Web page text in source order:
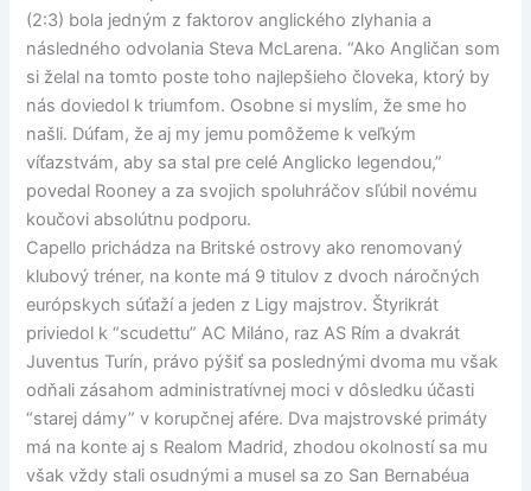
(2:3) bola jedným z faktorov anglického zlyhania a
následného odvolania Steva McLarena. “Ako Angličan som
si želal na tomto poste toho najlepšieho človeka, ktorý by
nás doviedol k triumfom. Osobne si myslím, že sme ho
našli. Dúfam, že aj my jemu pomôžeme k veľkým
víťazstvám, aby sa stal pre celé Anglicko legendou,”
povedal Rooney a za svojich spoluhráčov sľúbil novému
koučovi absolútnu podporu.
Capello prichádza na Britské ostrovy ako renomovaný
klubový tréner, na konte má 9 titulov z dvoch náročných
európskych súťaží a jeden z Ligy majstrov. Štyrikrát
priviedol k “scudettu” AC Miláno, raz AS Rím a dvakrát
Juventus Turín, právo pýšiť sa poslednými dvoma mu však
odňali zásahom administratívnej moci v dôsledku účasti
“starej dámy” v korupčnej afére. Dva majstrovské primáty
má na konte aj s Realom Madrid, zhodou okolností sa mu
však vždy stali osudnými a musel sa zo San Bernabéua